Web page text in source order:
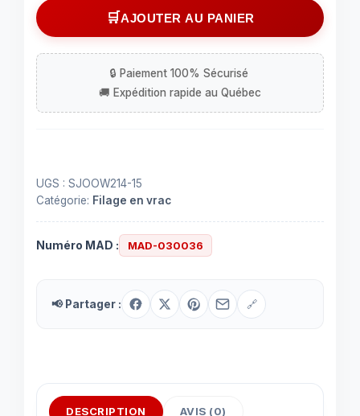
Câble
d'alimentation
FT-
2
2
conducteurs
AJOUTER AU PANIER
UGS : SJOOW214-15
Catégorie: Filage en vrac
Numéro MAD : MAD-030036
📢 Partager : 🔗
DESCRIPTION AVIS (0)